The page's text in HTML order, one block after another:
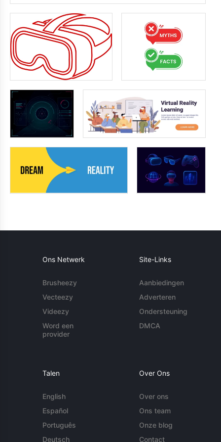
Ons Netwerk
Brusheezy
Vecteezy
Videezy
Word een
provider
Site-Links
Aanbiedingen
Adverteren
Ondersteuning
DMCA
Talen
English
Español
Português
Deutsch
Over Ons
Over ons
Ons team
Onze blog
Contact